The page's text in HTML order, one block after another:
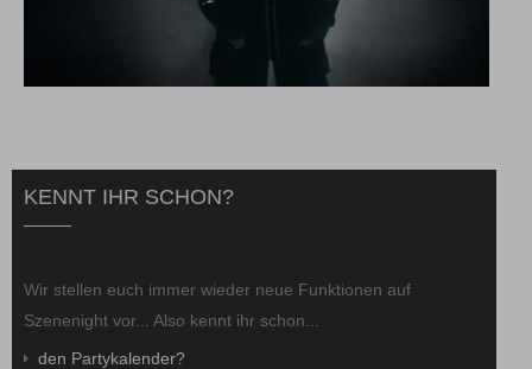
KENNT IHR SCHON?
Wir stellen euch immer wieder neue Funktionen auf
Szenenight vor... Also kennt ihr schon...
den Partykalender?